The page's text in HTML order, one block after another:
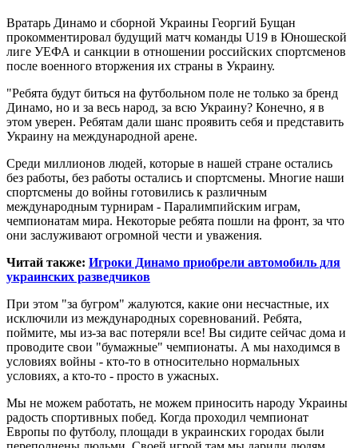
Вратарь Динамо и сборной Украины Георгий Бущан
прокомментировал будущий матч команды U19 в Юношеской
лиге УЕФА и санкции в отношении российских спортсменов
после военного вторжения их страны в Украину.
"Ребята будут биться на футбольном поле не только за бренд
Динамо, но и за весь народ, за всю Украину? Конечно, я в
этом уверен. Ребятам дали шанс проявить себя и представить
Украину на международной арене.
Среди миллионов людей, которые в нашей стране остались
без работы, без работы остались и спортсмены. Многие наши
спортсмены до войны готовились к различным
международным турнирам - Паралимпийским играм,
чемпионатам мира. Некоторые ребята пошли на фронт, за что
они заслуживают огромной чести и уважения.
Читай также: Игроки Динамо приобрели автомобиль для
украинских разведчиков
При этом "за бугром" жалуются, какие они несчастные, их
исключили из международных соревнований. Ребята,
поймите, мы из-за вас потеряли все! Вы сидите сейчас дома и
проводите свои "бумажные" чемпионаты. А мы находимся в
условиях войны - кто-то в относительно нормальных
условиях, а кто-то - просто в ужасных.
Мы не можем работать, не можем приносить народу Украины
радость спортивных побед. Когда проходил чемпионат
Европы по футболу, площади в украинских городах были